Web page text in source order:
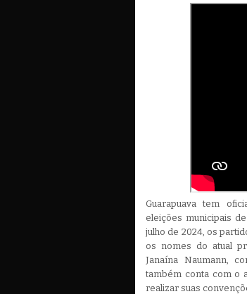
Guarapuava tem
eleições municipais
julho de 2024, os
os nomes do atual
Janaína Naumann,
também conta com o
realizar suas